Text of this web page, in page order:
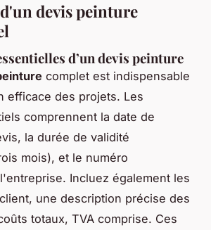
devis peinture
d’un devis peinture
complet est indispensable
efficace des projets. Les
comprennent la date de
la durée de validité
mois), et le numéro
l'entreprise. Incluez également les
une description précise des
totaux, TVA comprise. Ces